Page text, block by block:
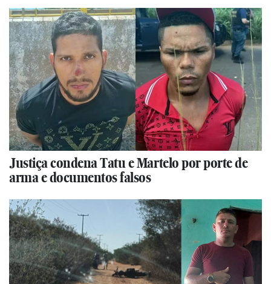
Justiça condena Tatu e Martelo por porte de
arma e documentos falsos